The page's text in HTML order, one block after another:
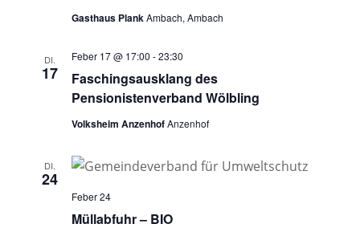
Gasthaus Plank Ambach, Ambach
DI.
17
Faschingsausklang des
Pensionistenverband Wölbling
Feber 17 @ 17:00 -23:30
Volksheim AnzenhofAnzenhof
DI.
24
Müllabfuhr – BIO
Feber 24